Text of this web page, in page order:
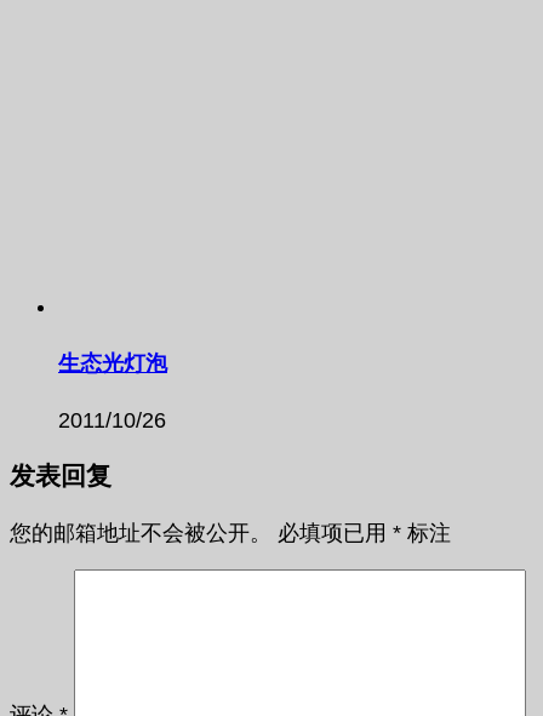
生态光灯泡
2011/10/26
发表回复
您的邮箱地址不会被公开。 必填项已用 * 标注